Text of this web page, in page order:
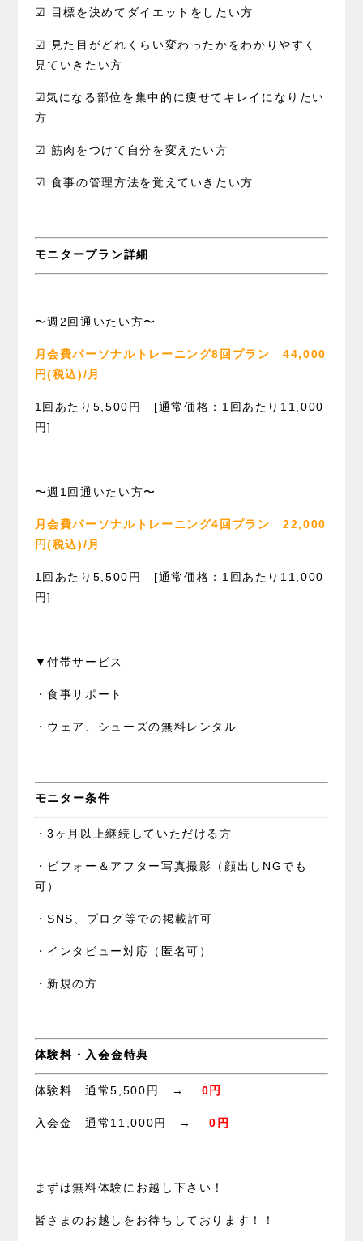
☑︎ 目標を決めてダイエットをしたい方
☑︎ 見た目がどれくらい変わったかをわかりやすく
見ていきたい方
☑︎気になる部位を集中的に痩せてキレイになりたい
方
☑︎ 筋肉をつけて自分を変えたい方
☑︎ 食事の管理方法を覚えていきたい方
モニタープラン詳細
〜週2回通いたい方〜
月会費パーソナルトレーニング8回プラン44,000
円(税込)/月
1回あたり5,500円 [通常価格：1回あたり11,000
円]
〜週1回通いたい方〜
月会費パーソナルトレーニング4回プラン 22,000
円(税込)/月
1回あたり5,500円 [通常価格：1回あたり11,000
円]
▼付帯サービス
・食事サポート
・ウェア、シューズの無料レンタル
モニター条件
・3ヶ月以上継続していただける方
・ビフォー＆アフター写真撮影（顔出しNGでも
可）
・SNS、ブログ等での掲載許可
・インタビュー対応（匿名可）
・新規の方
体験料・入会金特典
体験料 通常5,500円 → 0円
入会金 通常11,000円 →0円
まずは無料体験にお越し下さい！
皆さまのお越しをお待ちしております！！